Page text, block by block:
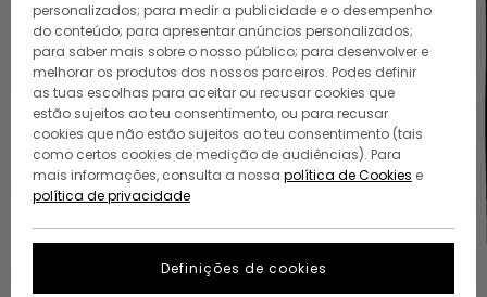
personalizados; para medir a publicidade e o desempenho
do conteúdo; para apresentar anúncios personalizados;
para saber mais sobre o nosso público; para desenvolver e
melhorar os produtos dos nossos parceiros. Podes definir
as tuas escolhas para aceitar ou recusar cookies que
estão sujeitos ao teu consentimento, ou para recusar
cookies que não estão sujeitos ao teu consentimento (tais
como certos cookies de medição de audiências). Para
mais informações, consulta a nossa política de Cookies e
política de privacidade
Definições de cookies